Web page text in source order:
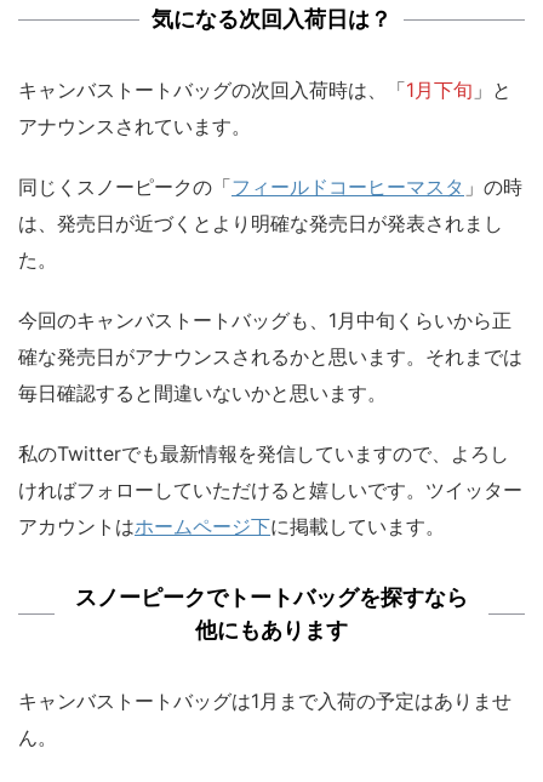
気になる次回入荷日は？
キャンバストートバッグの次回入荷時は、「1月下旬 」と
アナウンスされています。
同じくスノーピークの「フィールドコーヒーマスタ 」の時
は、発売日が近づくとより明確な発売日が発表されまし
た。
今回のキャンバストートバッグも、1月中旬くらいから正
確な発売日がアナウンスされるかと思います。それまでは
毎日確認すると間違いないかと思います。
私のTwitterでも最新情報を発信していますので、よろし
ければフォローしていただけると嬉しいです。ツイッター
アカウントはホームページ下に掲載しています。
スノーピークでトートバッグを探すなら
他にもあります
キャンバストートバッグは1月まで入荷の予定はありませ
ん。